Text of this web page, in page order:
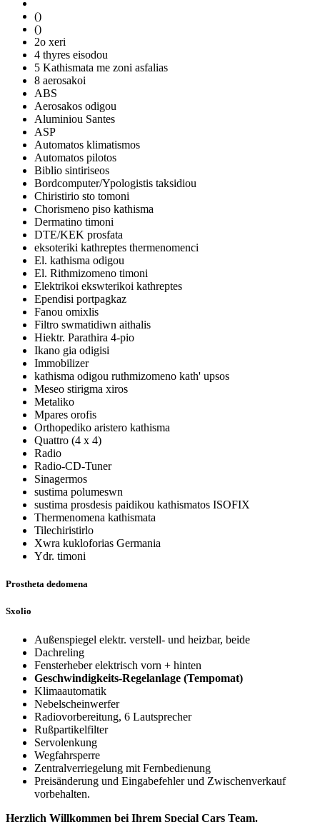
()
()
2o xeri
4 thyres eisodou
5 Kathismata me zoni asfalias
8 aerosakoi
ABS
Aerosakos odigou
Aluminiou Santes
ASP
Automatos klimatismos
Automatos pilotos
Biblio sintiriseos
Bordcomputer/Ypologistis taksidiou
Chiristirio sto tomoni
Chorismeno piso kathisma
Dermatino timoni
DTE/KEK prosfata
eksoteriki kathreptes thermenomenci
El. kathisma odigou
El. Rithmizomeno timoni
Elektrikoi ekswterikoi kathreptes
Ependisi portpagkaz
Fanou omixlis
Filtro swmatidiwn aithalis
Hiektr. Parathira 4-pio
Ikano gia odigisi
Immobilizer
kathisma odigou ruthmizomeno kath' upsos
Meseo stirigma xiros
Metaliko
Mpares orofis
Orthopediko aristero kathisma
Quattro (4 x 4)
Radio
Radio-CD-Tuner
Sinagermos
sustima polumeswn
sustima prosdesis paidikou kathismatos ISOFIX
Thermenomena kathismata
Tilechiristirlo
Xwra kukloforias Germania
Ydr. timoni
Prostheta dedomena
Sxolio
Außenspiegel elektr. verstell- und heizbar, beide
Dachreling
Fensterheber elektrisch vorn + hinten
Geschwindigkeits-Regelanlage (Tempomat)
Klimaautomatik
Nebelscheinwerfer
Radiovorbereitung, 6 Lautsprecher
Rußpartikelfilter
Servolenkung
Wegfahrsperre
Zentralverriegelung mit Fernbedienung
Preisänderung und Eingabefehler und Zwischenverkauf
vorbehalten.
Herzlich Willkommen bei Ihrem Special Cars Team.